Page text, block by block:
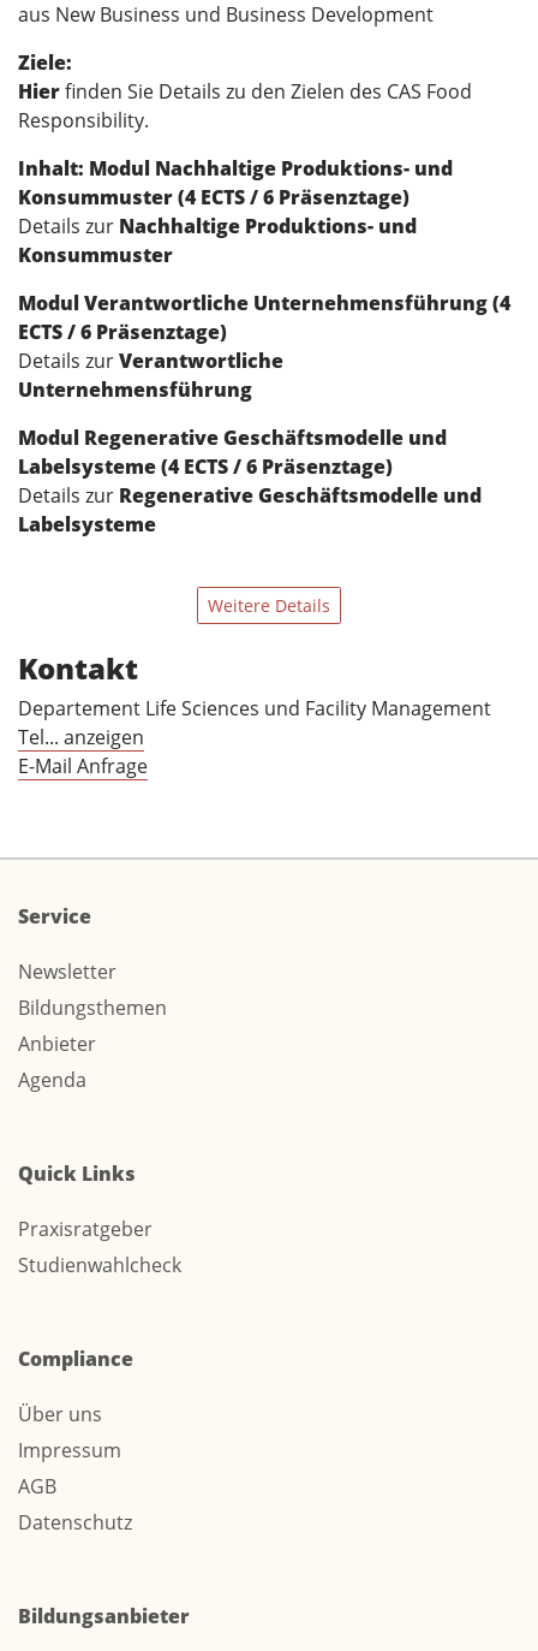
aus New Business und Business Development
Ziele:
Hierfinden Sie Details zu den Zielen des CAS Food
Responsibility.
Inhalt: Modul Nachhaltige Produktions- und
Konsummuster (4 ECTS / 6 Präsenztage)
Details zur Nachhaltige Produktions- und
Konsummuster
Modul Verantwortliche Unternehmensführung (4
ECTS / 6 Präsenztage)
Details zurVerantwortliche
Unternehmensführung
Modul Regenerative Geschäftsmodelle und
Labelsysteme (4 ECTS / 6 Präsenztage)
Details zur Regenerative Geschäftsmodelle und
Labelsysteme
Weitere Details
Kontakt
Departement Life Sciences und Facility Management
Tel... anzeigen
E-Mail Anfrage
Service
Newsletter
Bildungsthemen
Anbieter
Agenda
Quick Links
Praxisratgeber
Studienwahlcheck
Compliance
Über uns
Impressum
AGB
Datenschutz
Bildungsanbieter